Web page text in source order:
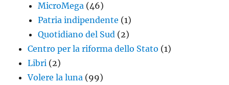
MicroMega (46)
Patria indipendente (1)
Quotidiano del Sud (2)
Centro per la riforma dello Stato (1)
Libri (2)
Volere la luna (99)